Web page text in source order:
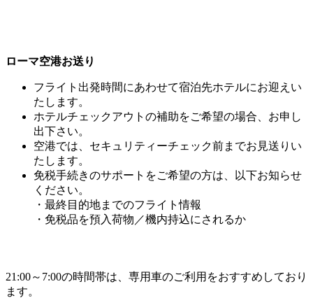
ローマ空港お送り
フライト出発時間にあわせて宿泊先ホテルにお迎えい
たします。
ホテルチェックアウトの補助をご希望の場合、お申し
出下さい。
空港では、セキュリティーチェック前までお見送りい
たします。
免税手続きのサポートをご希望の方は、以下お知らせ
ください。
・最終目的地までのフライト情報
・免税品を預入荷物／機内持込にされるか
21:00～7:00の時間帯は、専用車のご利用をおすすめしており
ます。